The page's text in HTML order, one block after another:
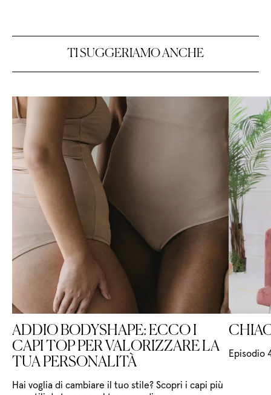
TISUGGERIAMOANCHE
ADDIO BODYSHAPE: ECCO I
CAPI TOP PER VALORIZZARE LA
TUA PERSONALITÀ
Hai voglia di cambiare il tuo stile? Scopri i capi più
Episodio